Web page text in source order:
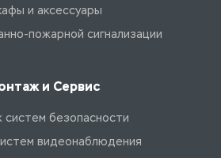
и аксессуары
пожарной сигнализации
и Сервис
систем безопасности
видеонаблюдения